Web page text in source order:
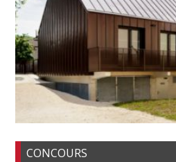
CONCOURS